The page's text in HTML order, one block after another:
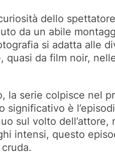
dello
da un abile
si adatta alle
quasi da film noir,
la serie colpisce nel
significativo è
sul volto
intensi, questo